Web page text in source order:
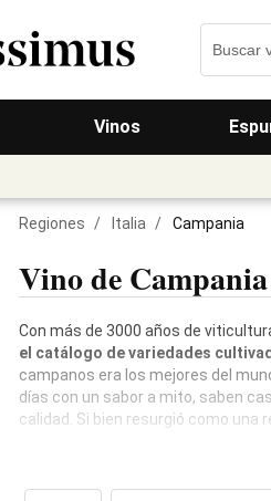
Vinos
Regiones / Italia / Campania
Vino de Campania
Con más de 3000 años de
el catálogo de variedades
campanos era los mejores del
días con un sabor a mito, saben
calidad. Si bien resurgió como una